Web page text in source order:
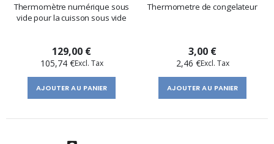
Thermomètre numérique sous
vide pour la cuisson sous vide
129,00 €
105,74 €
AJOUTER AU PANIER
Thermometre de congelateur
3,00 €
2,46 €
AJOUTER AU PANIER